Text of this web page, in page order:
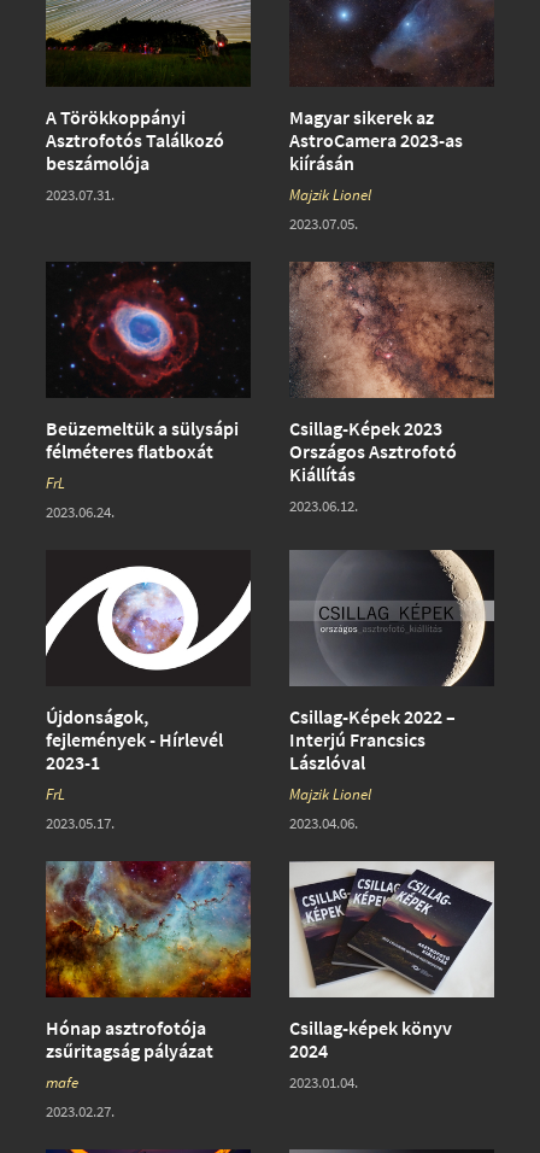
A Törökkoppányi
Asztrofotós Találkozó
beszámolója
2023.07.31.
Magyar sikerek az
AstroCamera 2023-as
kiírásán
Majzik Lionel
2023.07.05.
Beüzemeltük a sülysápi
félméteres flatboxát
FrL
2023.06.24.
Csillag-Képek 2023
Országos Asztrofotó
Kiállítás
2023.06.12.
Újdonságok,
fejlemények - Hírlevél
2023-1
FrL
2023.05.17.
Csillag-Képek 2022 –
Interjú Francsics
Lászlóval
Majzik Lionel
2023.04.06.
Hónap asztrofotója
zsűritagság pályázat
mafe
2023.02.27.
Csillag-képek könyv
2024
2023.01.04.